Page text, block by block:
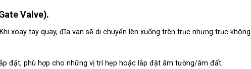
Valve).
xoay tay quay, đĩa van sẽ di chuyển lên xuống trên trục nhưng trục không
đặt, phù hợp cho những vị trí hẹp hoặc lắp đặt âm tường/âm đất.